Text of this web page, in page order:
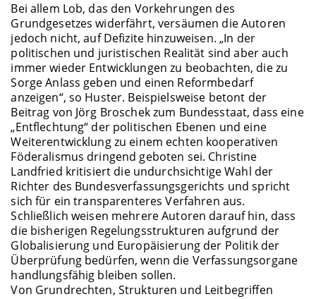
Bei allem Lob, das den Vorkehrungen des
Grundgesetzes widerfährt, versäumen die Autoren
jedoch nicht, auf Defizite hinzuweisen. „In der
politischen und juristischen Realität sind aber auch
immer wieder Entwicklungen zu beobachten, die zu
Sorge Anlass geben und einen Reformbedarf
anzeigen“, so Huster. Beispielsweise betont der
Beitrag von Jörg Broschek zum Bundesstaat, dass eine
„Entflechtung“ der politischen Ebenen und eine
Weiterentwicklung zu einem echten kooperativen
Föderalismus dringend geboten sei. Christine
Landfried kritisiert die undurchsichtige Wahl der
Richter des Bundesverfassungsgerichts und spricht
sich für ein transparenteres Verfahren aus.
Schließlich weisen mehrere Autoren darauf hin, dass
die bisherigen Regelungsstrukturen aufgrund der
Globalisierung und Europäisierung der Politik der
Überprüfung bedürfen, wenn die Verfassungsorgane
handlungsfähig bleiben sollen.
Von Grundrechten, Strukturen und Leitbegriffen